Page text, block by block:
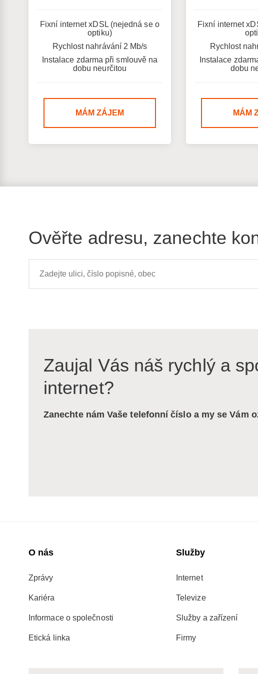
Fixní internet xDSL (nejedná se o
optiku)
Rychlost nahrávání 2 Mb/s
Instalace zdarma při smlouvě na
dobu neurčitou
MÁM ZÁJEM
Fixní internet
Rychlost
Instalace
dobu
MÁM
Ověřte adresu, zanechte
Zaujal Vás náš rychlý a
internet?
Zanechte nám Vaše telefonní číslo a my se Vám
O nás
Zprávy
Kariéra
Informace o společnosti
Etická linka
Služby
Internet
Televize
Služby a zařízení
Firmy